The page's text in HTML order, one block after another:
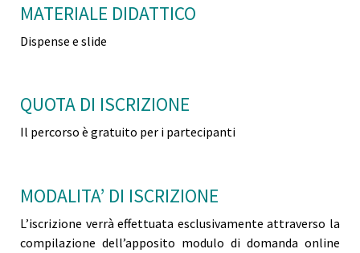
MATERIALE DIDATTICO
Dispense e slide
QUOTA DI ISCRIZIONE
Il percorso è gratuito per i partecipanti
MODALITA’ DI ISCRIZIONE
L’iscrizione verrà effettuata esclusivamente attraverso la
compilazione dell’apposito modulo di domanda online